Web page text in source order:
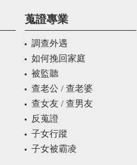
蒐證專業
調查外遇
如何挽回家庭
被監聽
查老公 / 查老婆
查女友 / 查男友
反蒐證
子女行蹤
子女被霸凌